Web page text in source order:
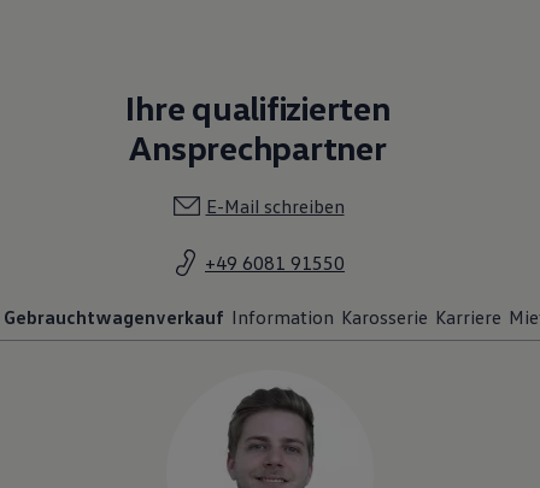
Ihre qualifizierten
Ansprechpartner
E-Mail schreiben
+49 6081 91550
Gebrauchtwagenverkauf Information Karosserie Karriere